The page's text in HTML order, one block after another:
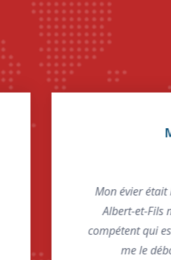
Mon évier était
Albert-et-Fils m'ont
compétent qui est
me le déboucher.